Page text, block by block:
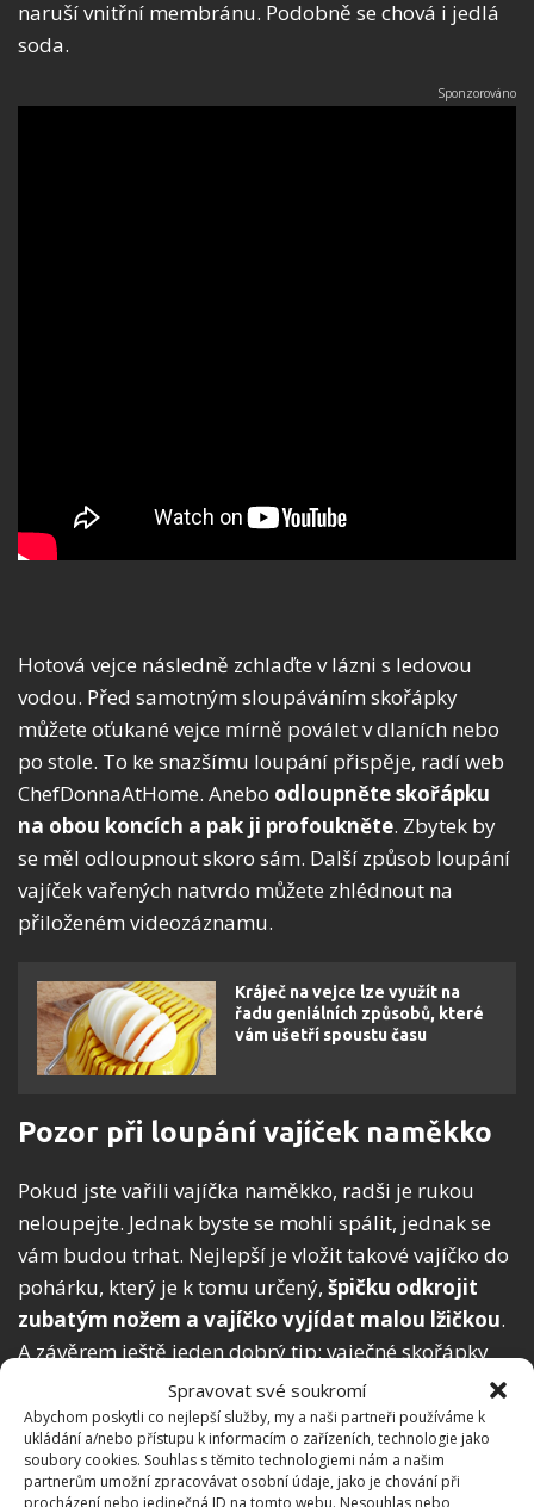
Spravovat své soukromí
Abychom poskytli co nejlepší služby, my a naši partneři používáme k
ukládání a/nebo přístupu k informacím o zařízeních, technologie jako
soubory cookies. Souhlas s těmito technologiemi nám a našim
partnerům umožní zpracovávat osobní údaje, jako je chování při
procházení nebo jedinečná ID na tomto webu. Nesouhlas nebo
naruší vnitřní membránu. Podobně se chová i jedlá
soda.
Hotová vejce následně zchlaďte v lázni s ledovou
vodou. Před samotným sloupáváním skořápky
můžete oťukané vejce mírně poválet v dlaních nebo
po stole. To ke snazšímu loupání přispěje, radí web
ChefDonnaAtHome. Anebo odloupněte skořápku
na obou koncích a pak ji profoukněte. Zbytek by
se měl odloupnout skoro sám. Další způsob loupání
vajíček vařených natvrdo můžete zhlédnout na
přiloženém videozáznamu.
Kráječ na vejce lze využít na
řadu geniálních způsobů, které
vám ušetří spoustu času
Pozor při loupání vajíček naměkko
Pokud jste vařili vajíčka naměkko, radši je rukou
neloupejte. Jednak byste se mohli spálit, jednak se
vám budou trhat. Nejlepší je vložit takové vajíčko do
pohárku, který je k tomu určený, špičku odkrojit
zubatým nožem a vajíčko vyjídat malou lžičkou.
A závěrem ještě jeden dobrý tip: vaječné skořápky
nevyhazujte. Řádně je vysušte, rozdrťte najemno a
pak je můžete v zahradě využít jako hnojivo. Na
BydlímeÚtulně jsme rovněž napsali, jakým
způsobem připravitmíchaná vajíčka, aby měla